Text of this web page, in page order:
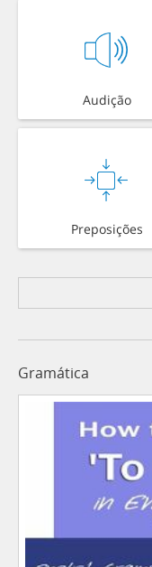
Audição
Preposições
Gramática